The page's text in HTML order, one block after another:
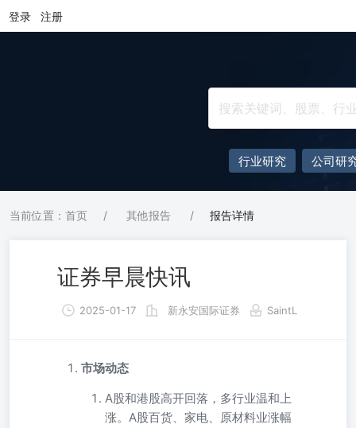
登录 注册
行业研究 公司研
当前位置：首页 / 其他报告 / 报告详情
证券早晨快讯
2025-01-17 新永安国际证券 SaintL
市场动态
A股和港股高开回落，多行业温和上
涨。A股百货、家电、原材料业涨幅